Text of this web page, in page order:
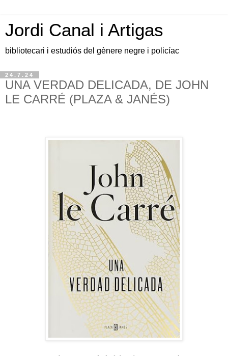
Jordi Canal i Artigas
bibliotecari i estudiós del gènere negre i policíac
24.7.24
UNA VERDAD DELICADA, DE JOHN
LE CARRÉ (PLAZA & JANÉS)